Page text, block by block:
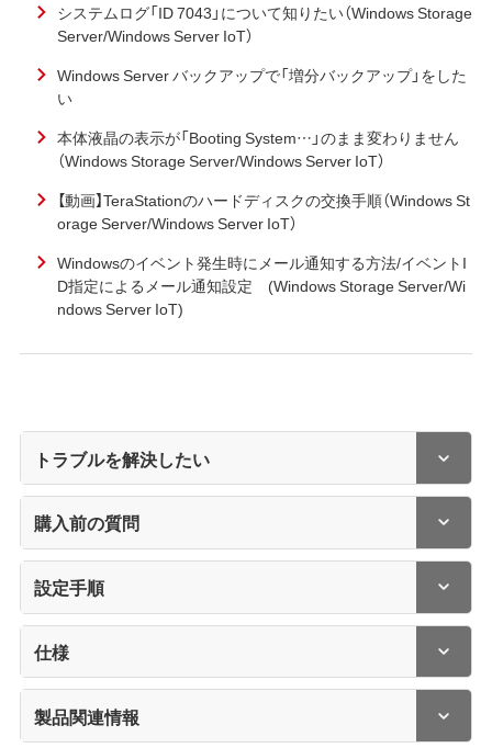
システムログ「ID 7043」について知りたい（Windows Storage
Server/Windows Server IoT）
Windows Server バックアップで「増分バックアップ」をした
い
本体液晶の表示が「Booting System…」のまま変わりません
（Windows Storage Server/Windows Server IoT）
【動画】TeraStationのハードディスクの交換手順（Windows St
orage Server/Windows Server IoT）
Windowsのイベント発生時にメール通知する方法/イベントI
D指定によるメール通知設定 (Windows Storage Server/Wi
ndows Server IoT)
トラブルを解決したい
購入前の質問
設定手順
仕様
製品関連情報